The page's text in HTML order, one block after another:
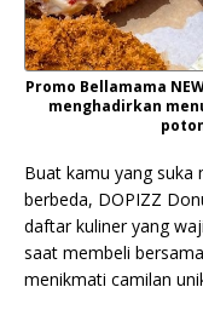
Promo Bellamama
menghadirkan
Buat kamu yang suka
berbeda, DOPIZZ
daftar kuliner yang
saat membeli
menikmati camilan